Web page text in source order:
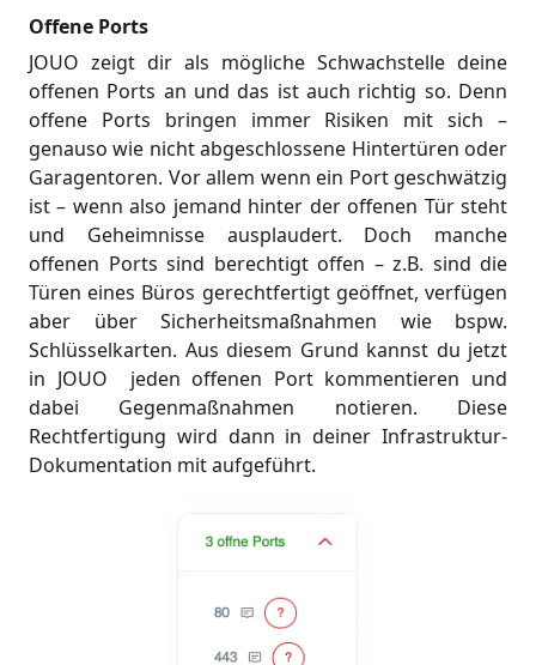
Offene Ports
JOUO zeigt dir als mögliche Schwachstelle deine
offenen Ports an und das ist auch richtig so. Denn
offene Ports bringen immer Risiken mit sich –
genauso wie nicht abgeschlossene Hintertüren oder
Garagentoren. Vor allem wenn ein Port geschwätzig
ist – wenn also jemand hinter der offenen Tür steht
und Geheimnisse ausplaudert. Doch manche
offenen Ports sind berechtigt offen – z.B. sind die
Türen eines Büros gerechtfertigt geöffnet, verfügen
aber über Sicherheitsmaßnahmen wie bspw.
Schlüsselkarten. Aus diesem Grund kannst du jetzt
in JOUO jeden offenen Port kommentieren und
dabei Gegenmaßnahmen notieren. Diese
Rechtfertigung wird dann in deiner Infrastruktur-
Dokumentation mit aufgeführt.